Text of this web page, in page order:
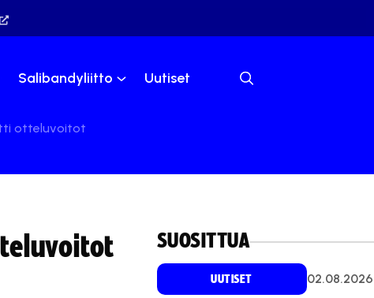
Salibandyliitto Uutiset
otteluvoitot
SUOSITTUA
UUTISET 02.08.2026